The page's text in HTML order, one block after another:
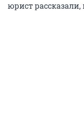
юрист рассказали,